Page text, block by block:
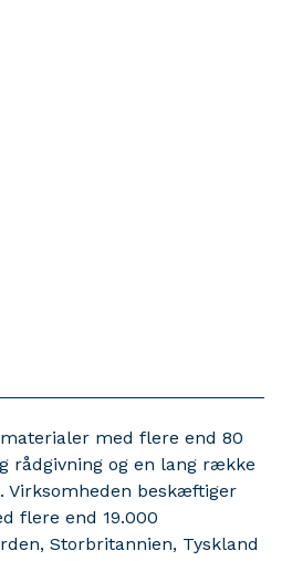
med flere end 80
rådgivning og en lang række
Virksomheden beskæftiger
flere end 19.000
Storbritannien, Tyskland